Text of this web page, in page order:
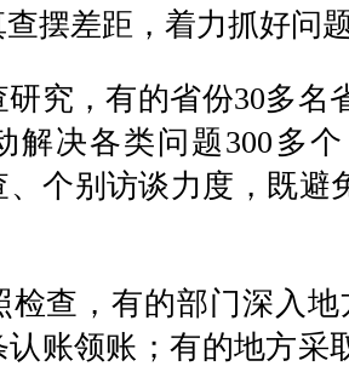
摆差距，着力抓好问
，有的省份30多名
解决各类问题300多
个别访谈力度，既避
，有的部门深入地
账领账；有的地方采